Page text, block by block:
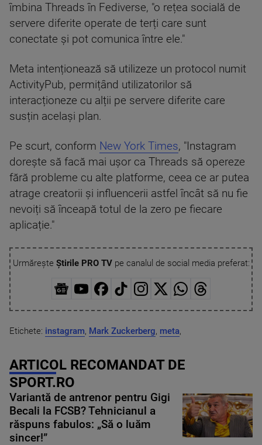
îmbina Threads în Fediverse, "o rețea socială de
servere diferite operate de terți care sunt
conectate și pot comunica între ele."
Meta intenționează să utilizeze un protocol numit
ActivityPub, permițând utilizatorilor să
interacționeze cu alții pe servere diferite care
susțin același plan.
Pe scurt, conform New York Times, "Instagram
dorește să facă mai ușor ca Threads să opereze
fără probleme cu alte platforme, ceea ce ar putea
atrage creatorii și influencerii astfel încât să nu fie
nevoiți să înceapă totul de la zero pe fiecare
aplicație."
Urmărește Știrile PRO TVpe canalul de social media preferat:
Etichete: instagram, Mark Zuckerberg, meta,
ARTICOL RECOMANDAT DE
SPORT.RO
Variantă de antrenor pentru Gigi
Becali la FCSB? Tehnicianul a
răspuns fabulos: „Să o luăm
sincer!”